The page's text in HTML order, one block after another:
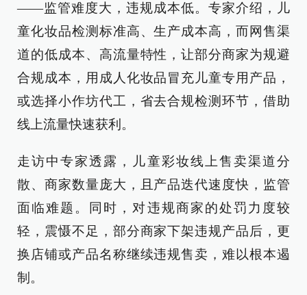
——监管难度大，违规成本低。专家介绍，儿
童化妆品检测标准高、生产成本高，而网售渠
道的低成本、高流量特性，让部分商家为规避
合规成本，用成人化妆品冒充儿童专用产品，
或选择小作坊代工，省去合规检测环节，借助
线上流量快速获利。
走访中专家透露，儿童彩妆线上售卖渠道分
散、商家数量庞大，且产品迭代速度快，监管
面临难题。同时，对违规商家的处罚力度较
轻，震慑不足，部分商家下架违规产品后，更
换店铺或产品名称继续违规售卖，难以根本遏
制。